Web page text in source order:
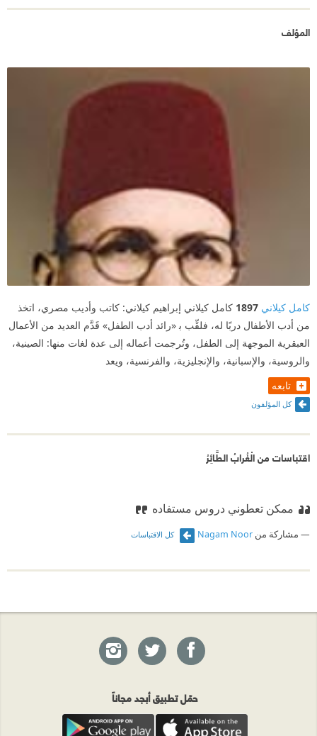
المؤلف
كامل كيلاني 1897 كامل كيلاني إبراهيم كيلاني: كاتب وأديب مصري، اتخذ
من أدب الأطفال دربًا له، فلقِّب ﺑ «رائد أدب الطفل» قَدَّم العديد من الأعمال
العبقرية الموجهة إلى الطفل، وتُرجمت أعماله إلى عدة لغات منها: الصينية،
والروسية، والإسبانية، والإنجليزية، والفرنسية، ويعد
تابعه
كل المؤلفون
اقتباسات من الْغُرابُ الطَّائِرُ
ممكن تعطوني دروس مستفاده
مشاركة من Nagam Noor كل الاقتباسات
حمّل تطبيق أبجد مجاناً